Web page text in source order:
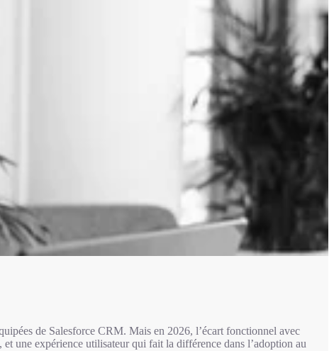
de Salesforce CRM. Mais en 2026, l’écart fonctionnel avec
une expérience utilisateur qui fait la différence dans l’adoption au